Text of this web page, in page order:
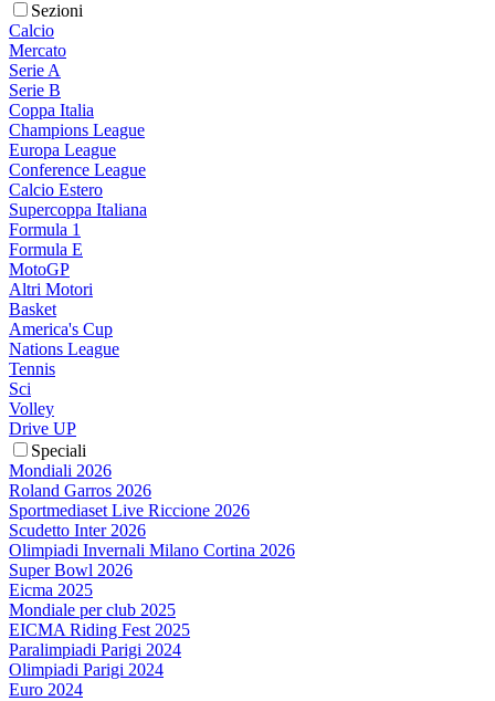
Sezioni
Calcio
Mercato
Serie A
Serie B
Coppa Italia
Champions League
Europa League
Conference League
Calcio Estero
Supercoppa Italiana
Formula 1
Formula E
MotoGP
Altri Motori
Basket
America's Cup
Nations League
Tennis
Sci
Volley
Drive UP
Speciali
Mondiali 2026
Roland Garros 2026
Sportmediaset Live Riccione 2026
Scudetto Inter 2026
Olimpiadi Invernali Milano Cortina 2026
Super Bowl 2026
Eicma 2025
Mondiale per club 2025
EICMA Riding Fest 2025
Paralimpiadi Parigi 2024
Olimpiadi Parigi 2024
Euro 2024